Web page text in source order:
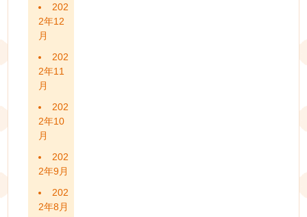
202
2年12
月
202
2年11
月
202
2年10
月
202
2年9月
202
2年8月